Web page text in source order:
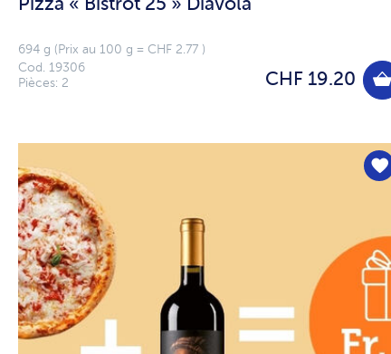
Pizza « Bistrot 25 » Diavola
694 g (Prix au 100 g = CHF 2.77 )
CHF 19.20
Cod. 19306
Pièces: 2